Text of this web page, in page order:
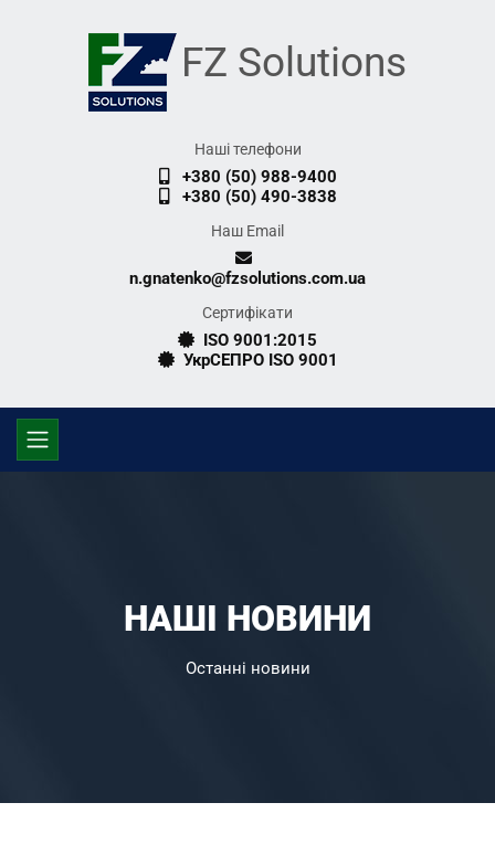
FZ Solutions
Наші телефони
+380 (50) 988-9400
+380 (50) 490-3838
Наш Email
n.gnatenko@fzsolutions.com.ua
Сертифікати
ISO 9001:2015
УкрСЕПРО ISO 9001
НАШІ НОВИНИ
Останні новини